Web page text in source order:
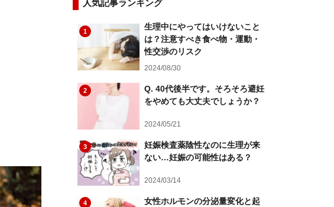
人気記事ランキング
1
生理中にやってはいけないこと
は？注意すべき食べ物・運動・
性交渉のリスク
2024/08/30
2
Q. 40代後半です。そろそろ避妊
をやめても大丈夫でしょうか？
2024/05/21
3
妊娠検査薬陰性なのに生理が来
ない…妊娠の可能性はある？
2024/03/14
4
女性ホルモンの分泌量変化と起